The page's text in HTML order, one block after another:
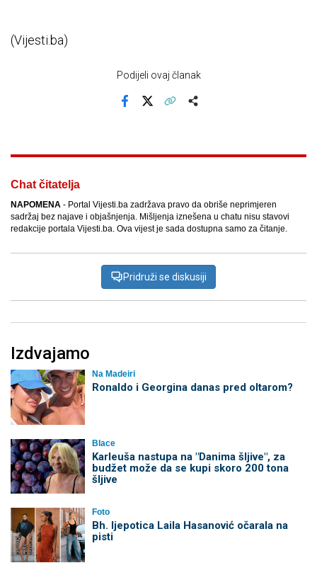
(Vijesti.ba)
Podijeli ovaj članak
Chat čitatelja
NAPOMENA - Portal Vijesti.ba zadržava pravo da obriše neprimjeren
sadržaj bez najave i objašnjenja. Mišljenja iznešena u chatu nisu stavovi
redakcije portala Vijesti.ba. Ova vijest je sada dostupna samo za čitanje.
Pridruži se diskusiji
Izdvajamo
Na Madeiri
Ronaldo i Georgina danas pred oltarom?
Blace
Karleuša nastupa na "Danima šljive", za
budžet može da se kupi skoro 200 tona
šljive
Foto
Bh. ljepotica Laila Hasanović očarala na
pisti